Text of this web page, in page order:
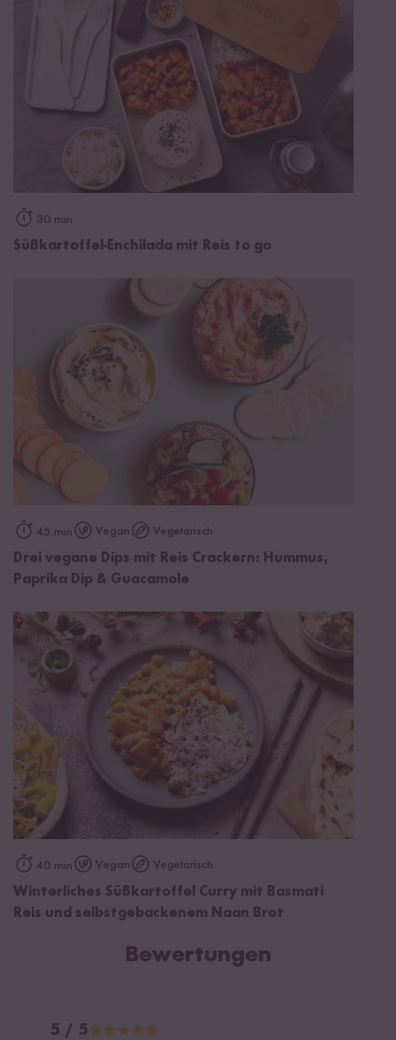
30 min
Süßkartoffel-Enchilada mit Reis to go
45 min Vegan Vegetarisch
Drei vegane Dips mit Reis Crackern: Hummus,
Paprika Dip & Guacamole
40 min Vegan Vegetarisch
Winterliches Süßkartoffel Curry mit Basmati
Reis und selbstgebackenem Naan Brot
Bewertungen
5 / 5